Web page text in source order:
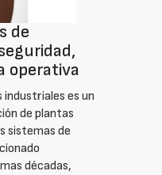
de
operativa
es un
de plantas
sistemas de
décadas,